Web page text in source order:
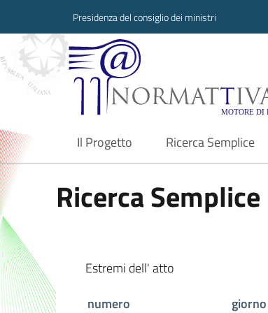
Presidenza del consiglio dei ministri
Normattiva
Il Progetto
current Ricerca Semplice
Ricerca Semplice
Estremi dell' atto
numero
giorno